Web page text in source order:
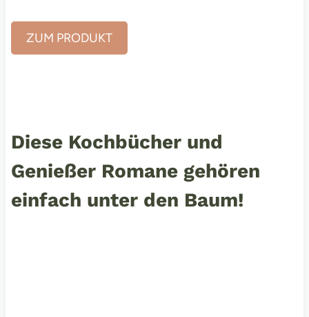
ZUM PRODUKT
Diese Kochbücher und
Genießer Romane gehören
einfach unter den Baum!